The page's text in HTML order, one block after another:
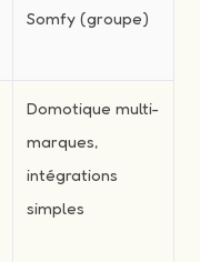
Somfy (groupe)
Domotique multi-
marques,
intégrations
simples